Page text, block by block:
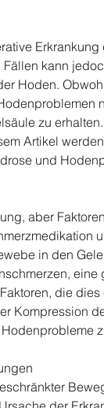
kann
Hoden.
zu
Artikel
und
aber
in den
eine
die dies
Kompression